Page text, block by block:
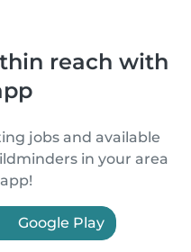
reach with
jobs and available
in your area
Google Play